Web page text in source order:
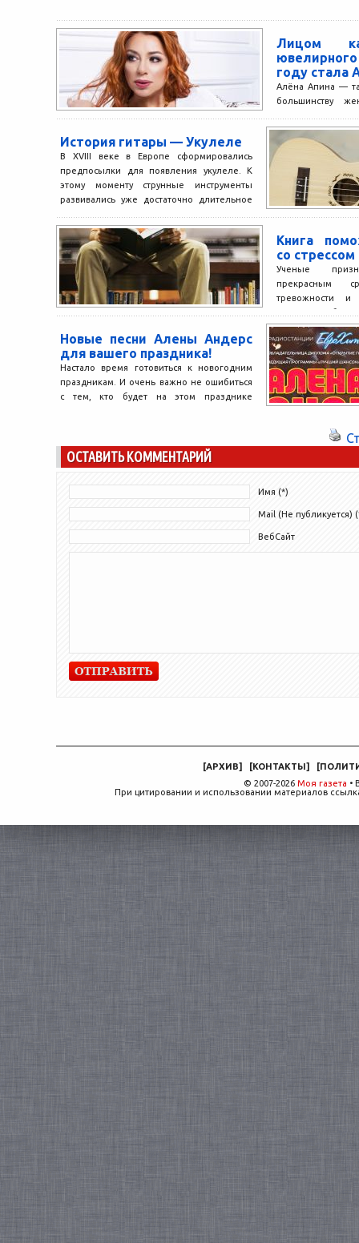
Лицом
году стала
Алёна Апина —
большинству
женственная и
История гитары — Укулеле
В XVIII веке в Европе сформировались
предпосылки для появления укулеле. К
этому моменту струнные инструменты
развивались уже достаточно длительное
Книга
со стрессом
Ученые
прекрасным
тревожности и
оказывает
организм, чем...
Новые песни Алены Андерс
для вашего праздника!
Настало время готовиться к новогодним
праздникам. И очень важно не ошибиться
с тем, кто будет на этом празднике
ОСТАВИТЬ КОММЕНТАРИЙ
Имя (*)
Mail (Не публикуется)
ВебСайт
[АРХИВ] [КОНТАКТЫ] [
© 2007-2026 Моя газета •
При цитировании и использовании материалов